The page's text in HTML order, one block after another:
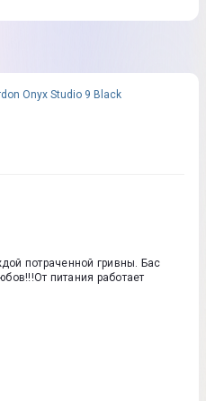
Onyx Studio 9 Black
потраченной гривны. Бас
питания работает